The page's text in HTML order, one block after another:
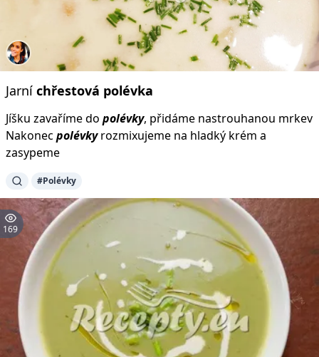
Jarní chřestová polévka
Jíšku zavaříme do polévky, přidáme nastrouhanou mrkev
Nakonec polévkyrozmixujeme na hladký krém a
zasypeme
#Polévky
169